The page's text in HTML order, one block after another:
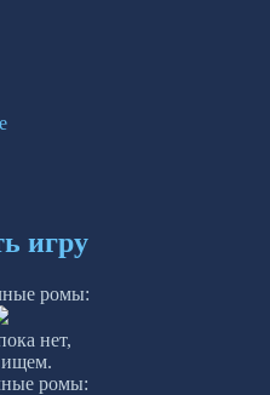
игру
ромы:
нет,
ромы: